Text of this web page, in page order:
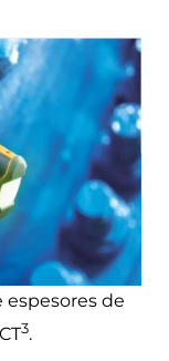
espesores de
3.